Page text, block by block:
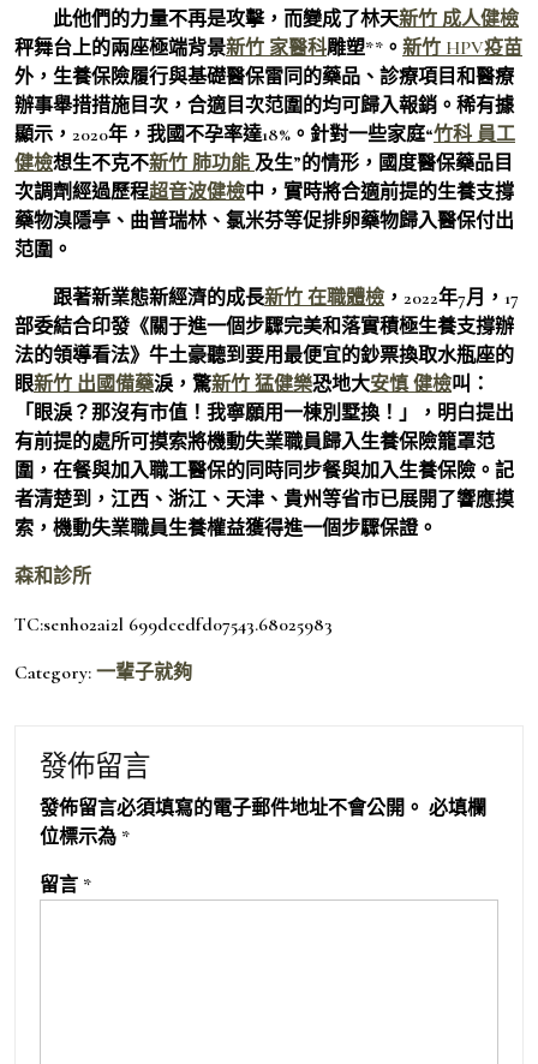
此他們的力量不再是攻擊，而變成了林天新竹 成人健檢
秤舞台上的兩座極端背景新竹 家醫科雕塑**。 新竹 HPV疫苗
外，生養保險履行與基礎醫保雷同的藥品、診療項目和醫療
辦事舉措措施目次，合適目次范圍的均可歸入報銷。稀有據
顯示，2020年，我國不孕率達18%。針對一些家庭“竹科 員工
健檢想生不克不新竹 肺功能 及生”的情形，國度醫保藥品目
次調劑經過歷程超音波健檢中，實時將合適前提的生養支撐
藥物溴隱亭、曲普瑞林、氯米芬等促排卵藥物歸入醫保付出
范圍。
跟著新業態新經濟的成長新竹 在職體檢 ，2022年7月，17
部委結合印發《關于進一個步驟完美和落實積極生養支撐辦
法的領導看法》牛土豪聽到要用最便宜的鈔票換取水瓶座的
眼新竹 出國備藥淚，驚新竹 猛健樂恐地大安慎 健檢叫：
「眼淚？那沒有市值！我寧願用一棟別墅換！」，明白提出
有前提的處所可摸索將機動失業職員歸入生養保險籠罩范
圍，在餐與加入職工醫保的同時同步餐與加入生養保險。記
者清楚到，江西、浙江、天津、貴州等省市已展開了響應摸
索，機動失業職員生養權益獲得進一個步驟保證。
森和診所
TC:senho2ai2l 699dcedfd07543.68025983
Category: 一輩子就夠
發佈留言
發佈留言必須填寫的電子郵件地址不會公開。 必填欄
位標示為 *
留言 *